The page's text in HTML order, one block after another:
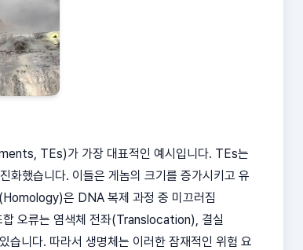
TEs)가 가장 대표적인 예시입니다. TEs는
했습니다. 이들은 게놈의 크기를 증가시키고 유
은 DNA 복제 과정 중 미끄러짐
오류는 염색체 전좌(Translocation), 결실
니다. 따라서 생명체는 이러한 잠재적인 위험 요